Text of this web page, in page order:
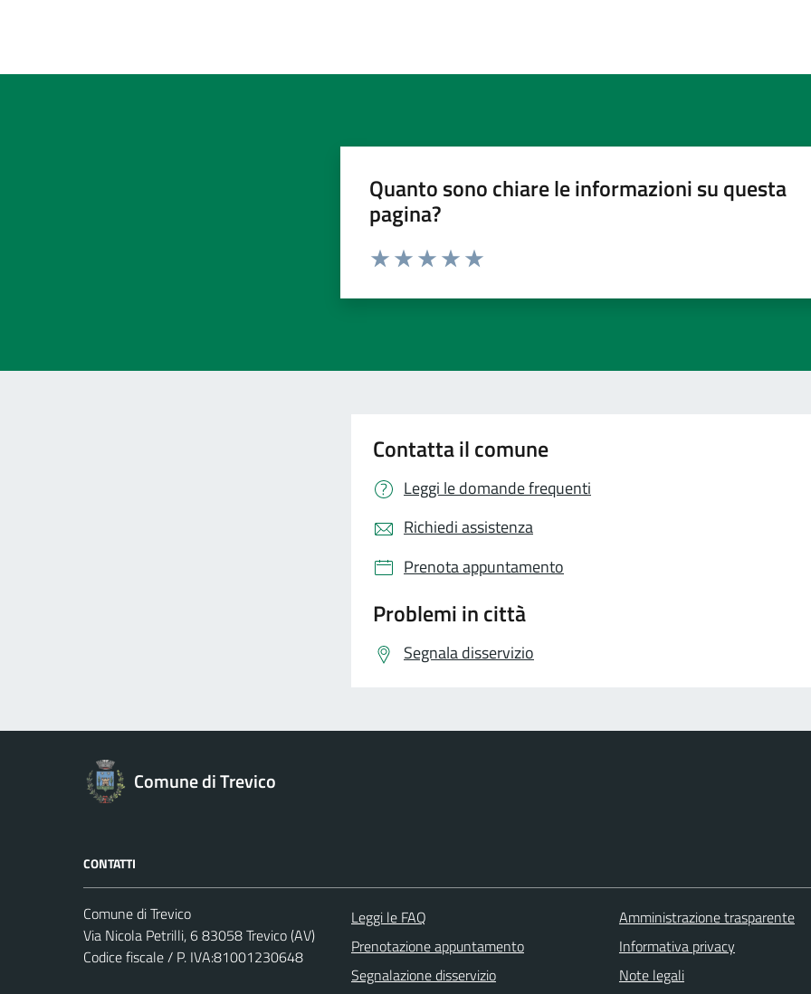
Quanto sono chiare le informazioni su questa
pagina?
Contatta il comune
Leggi le domande frequenti
Richiedi assistenza
Prenota appuntamento
Problemi in città
Segnala disservizio
Comune di Trevico
CONTATTI
Comune di Trevico
Via Nicola Petrilli, 6 83058 Trevico (AV)
Codice fiscale / P. IVA:81001230648
Leggi le FAQ
Prenotazione appuntamento
Segnalazione disservizio
Amministrazione trasparente
Informativa privacy
Note legali